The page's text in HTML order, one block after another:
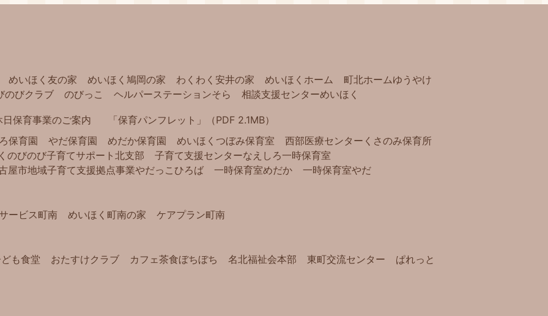
めいほく友の家 めいほく鳩岡の家 わくわく安井の家 めいほくホーム
町北ホームゆうやけ
のびクラブ
のびっこ ヘルパーステーションそら 相談支援センターめいほく
日保育事業のご案内
「保育パンフレット」（PDF 2.1MB）
保育園
やだ保育園 めだか保育園 めいほくつぼみ保育室 西部医療センター くさのみ保育所
のびのび子育てサポート北支部 子育て支援センターなえしろ一時保育室
屋市地域子育て支援拠点事業やだっこひろば 一時保育室めだか 一時保育室やだ
ービス町南 めいほく町南の家 ケアプラン町南
も食堂 おたすけクラブ カフェ茶食ぼちぼち 名北福祉会本部 東町交流センター ぱれっと